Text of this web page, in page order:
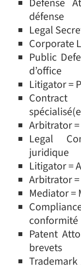
Defense
défense
Legal
Corporate
Public
d’office
Litigator =
Arbitrator
Legal
juridique
Litigator =
Arbitrator
Mediator =
conformité
Patent
brevets